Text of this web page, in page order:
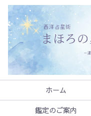
ホーム
鑑定のご案内